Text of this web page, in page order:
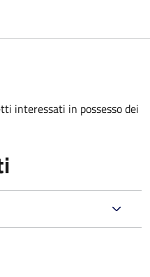
interessati in possesso dei